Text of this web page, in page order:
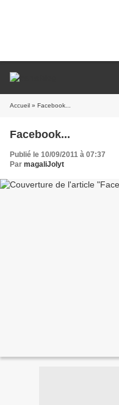
Accueil » Facebook...
Facebook...
Publié le 10/09/2011 à 07:37
Par magaliJolyt